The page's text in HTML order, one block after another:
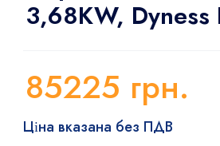
3,68KW,
85225 грн.
Ціна вказана без ПДВ